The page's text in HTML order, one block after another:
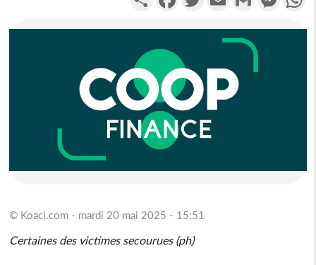
© Koaci.com - mardi 20 mai 2025 - 15:51
Certaines des victimes secourues (ph)